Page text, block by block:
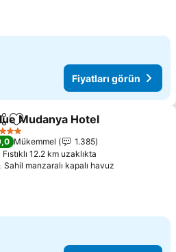
Fiyatları görün
Favorilerime ekle
Mudanya Hotel
Mükemmel
1.385
Fıstıklı 12.2 km uzaklıkta
Sahil manzaralı kapalı havuz